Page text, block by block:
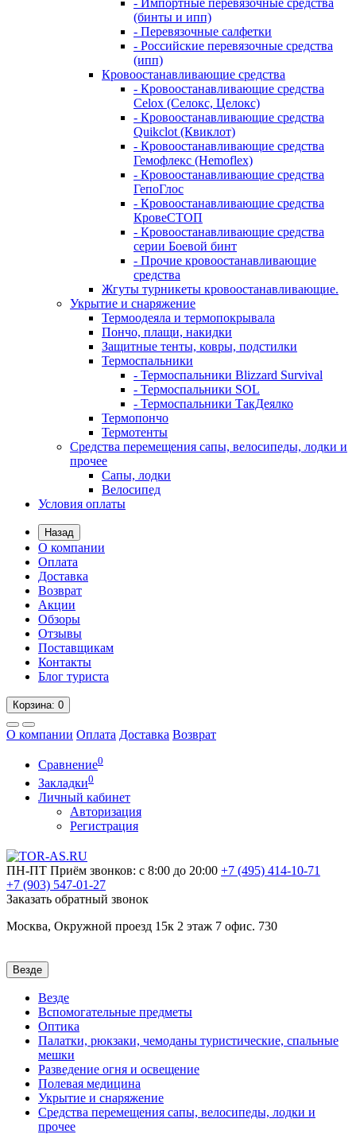
- Импортные перевязочные средства
(бинты и ипп)
- Перевязочные салфетки
- Российские перевязочные средства
(ипп)
Кровоостанавливающие средства
- Кровоостанавливающие средства
Celox (Селокс, Целокс)
- Кровоостанавливающие средства
Quikclot (Квиклот)
- Кровоостанавливающие средства
Гемофлекс (Hemoflex)
- Кровоостанавливающие средства
ГепоГлос
- Кровоостанавливающие средства
КровеСТОП
- Кровоостанавливающие средства
серии Боевой бинт
- Прочие кровоостанавливающие
средства
Жгуты турникеты кровоостанавливающие.
Укрытие и снаряжение
Термоодеяла и термопокрывала
Пончо, плащи, накидки
Защитные тенты, ковры, подстилки
Термоспальники
- Термоспальники Blizzard Survival
- Термоспальники SOL
- Термоспальники ТакДеялко
Термопончо
Термотенты
Средства перемещения сапы, велосипеды, лодки и
прочее
Сапы, лодки
Велосипед
Условия оплаты
Назад
О компании
Оплата
Доставка
Возврат
Акции
Обзоры
Отзывы
Поставщикам
Контакты
Блог туриста
Корзина: 0
О компании Оплата Доставка Возврат
Сравнение0
Закладки0
Личный кабинет
Авторизация
Регистрация
ПН-ПТ Приём звонков: с 8:00 до 20:00 +7 (495) 414-10-71
+7 (903) 547-01-27
Заказать обратный звонок
Москва, Окружной проезд 15к 2 этаж 7 офис. 730
Везде
Везде
Вспомогательные предметы
Оптика
Палатки, рюкзаки, чемоданы туристические, спальные
мешки
Разведение огня и освещение
Полевая медицина
Укрытие и снаряжение
Средства перемещения сапы, велосипеды, лодки и
прочее